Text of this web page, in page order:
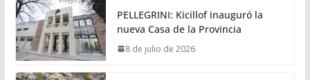
PELLEGRINI: Kicillof inauguró la
nueva Casa de la Provincia
8 de julio de 2026